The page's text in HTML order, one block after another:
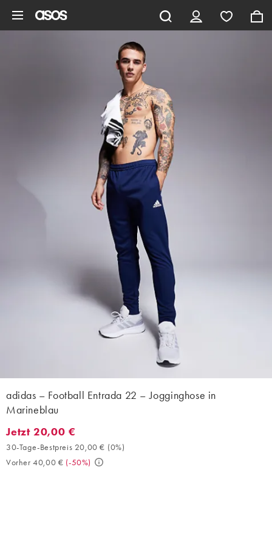
adidas – Football Entrada 22 – Jogginghose in
Marineblau
Jetzt 20,00 €. 30-Tage-Bestpreis 20,00 € (0%). Vorher 40,00 €.
Jetzt 20,00 €
30-Tage-Bestpreis 20,00 € (0%)
Vorher 40,00 € (-50%)